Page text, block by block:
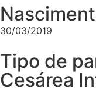
30/03/2019
Tipo de
Cesárea